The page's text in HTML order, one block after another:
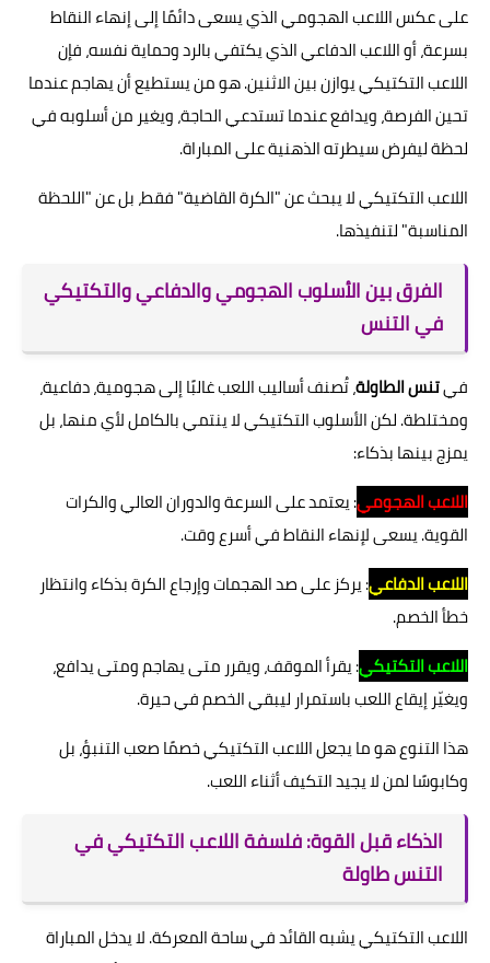
على عكس اللاعب الهجومي الذي يسعى دائمًا إلى إنهاء النقاط
بسرعة، أو اللاعب الدفاعي الذي يكتفي بالرد وحماية نفسه، فإن
اللاعب التكتيكي يوازن بين الاثنين. هو من يستطيع أن يهاجم عندما
تحين الفرصة، ويدافع عندما تستدعي الحاجة، ويغير من أسلوبه في
لحظة ليفرض سيطرته الذهنية على المباراة.
اللاعب التكتيكي لا يبحث عن "الكرة القاضية" فقط، بل عن "اللحظة
المناسبة" لتنفيذها.
الفرق بين الأسلوب الهجومي والدفاعي والتكتيكي
في التنس
فيتنس الطاولة، تُصنف أساليب اللعب غالبًا إلى هجومية، دفاعية،
ومختلطة. لكن الأسلوب التكتيكي لا ينتمي بالكامل لأي منها، بل
يمزج بينها بذكاء:
اللاعب الهجومي: يعتمد على السرعة والدوران العالي والكرات
القوية. يسعى لإنهاء النقاط في أسرع وقت.
اللاعب الدفاعي: يركز على صد الهجمات وإرجاع الكرة بذكاء وانتظار
خطأ الخصم.
اللاعب التكتيكي: يقرأ الموقف، ويقرر متى يهاجم ومتى يدافع،
ويغيّر إيقاع اللعب باستمرار ليبقي الخصم في حيرة.
هذا التنوع هو ما يجعل اللاعب التكتيكي خصمًا صعب التنبؤ، بل
وكابوسًا لمن لا يجيد التكيف أثناء اللعب.
الذكاء قبل القوة: فلسفة اللاعب التكتيكي في
التنس طاولة
اللاعب التكتيكي يشبه القائد في ساحة المعركة. لا يدخل المباراة